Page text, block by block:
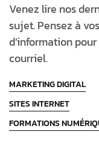
Venez lire nos
sujet. Pensez à
d’information
courriel.
MARKETING DIGITAL
SITES INTERNET
FORMATIONS